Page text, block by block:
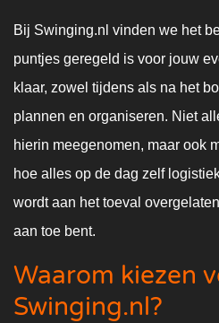
Bij Swinging.nl vinden we het
puntjes geregeld is voor jouw
klaar, zowel tijdens als na het
plannen en organiseren. Niet
hierin meegenomen, maar ook
hoe alles op de dag zelf
wordt aan het toeval
aan toe bent.
Waarom kiezen
Swinging.nl?